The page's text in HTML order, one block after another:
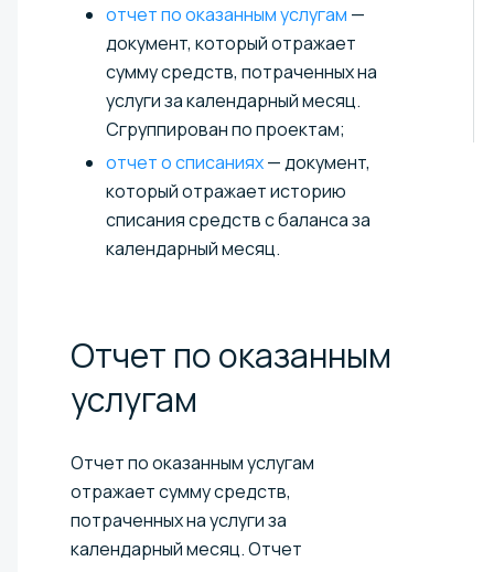
отчет по оказанным услугам —
документ, который отражает
сумму средств, потраченных на
услуги за календарный месяц.
Сгруппирован по проектам;
отчет о списаниях— документ,
который отражает историю
списания средств с баланса за
календарный месяц.
Отчет по оказанным
услугам
Отчет по оказанным услугам
отражает сумму средств,
потраченных на услуги за
календарный месяц. Отчет